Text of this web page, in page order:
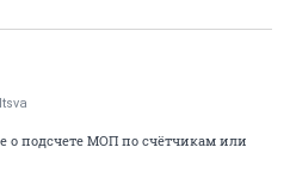
о подсчете МОП по счётчикам или